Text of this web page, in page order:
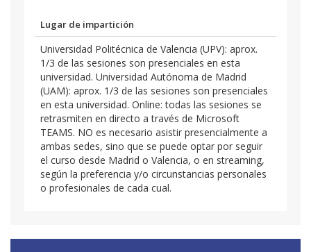
Lugar de impartición
Universidad Politécnica de Valencia (UPV): aprox.
1/3 de las sesiones son presenciales en esta
universidad. Universidad Autónoma de Madrid
(UAM): aprox. 1/3 de las sesiones son presenciales
en esta universidad. Online: todas las sesiones se
retrasmiten en directo a través de Microsoft
TEAMS. NO es necesario asistir presencialmente a
ambas sedes, sino que se puede optar por seguir
el curso desde Madrid o Valencia, o en streaming,
según la preferencia y/o circunstancias personales
o profesionales de cada cual.